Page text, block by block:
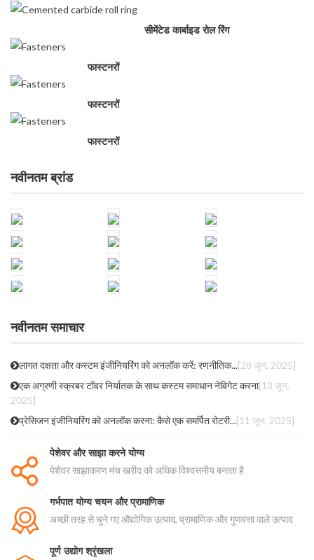
सीमेंटेड कार्बाइड रोल रिंग
फास्टनरों
फास्टनरों
फास्टनरों
नवीनतम ब्रांड
नवीनतम समाचार
लागत दक्षता और कस्टम इंजीनियरिंग को अनलॉक करें: रणनीतिक...[28 जून, 2025]
एक अग्रणी स्क्रबर टॉवर निर्यातक के साथ कस्टम समाधान नेविगेट करना[13 जून,
2025]
प्रेसिजन इंजीनियरिंग को अनलॉक करना: कैसे एक समर्पित रोटरी...[11 जून, 2025]
पेशेवर और साझा करने योग्य
पेशेवर साझाकरण मंच खरीद को अधिक विश्वसनीय बनाता है
गर्भपात योग्य चयन और प्रामाणिक
अच्छी तरह से चुने गए औद्योगिक उत्पाद, प्रामाणिक और गुणवत्ता वाले उत्पाद
पूर्ण उद्योग श्रृंखला